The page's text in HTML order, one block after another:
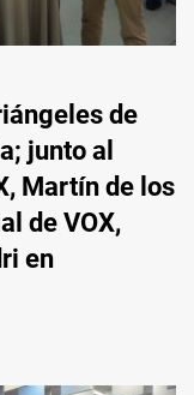
de
junto al
Martín de los
de VOX,
en